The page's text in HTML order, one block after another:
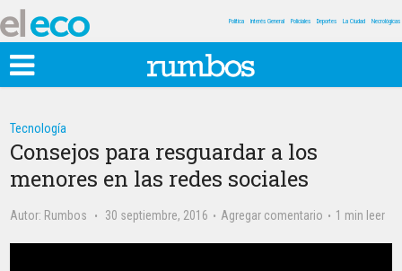
Política Interés General Policiales Deportes La Ciudad Necrológicas
Tecnología
Consejos para resguardar a los
menores en las redes sociales
Autor: Rumbos 30 septiembre, 2016 Agregar comentario 1 min leer